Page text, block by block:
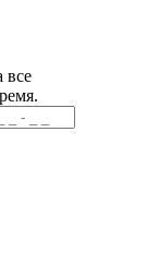
все